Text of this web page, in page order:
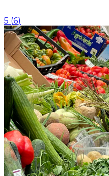
5 (6)